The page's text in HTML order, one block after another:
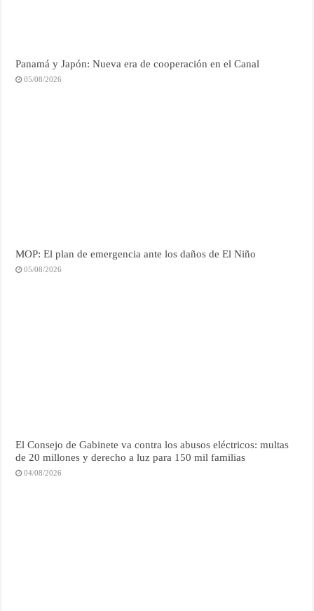
Panamá y Japón: Nueva era de cooperación en el Canal
05/08/2026
MOP: El plan de emergencia ante los daños de El Niño
05/08/2026
El Consejo de Gabinete va contra los abusos eléctricos: multas
de 20 millones y derecho a luz para 150 mil familias
04/08/2026